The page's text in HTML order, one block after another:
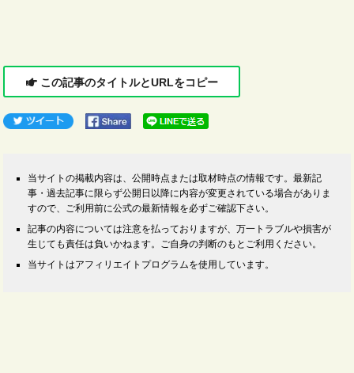
この記事のタイトルとURLをコピー
当サイトの掲載内容は、公開時点または取材時点の情報です。最新記
事・過去記事に限らず公開日以降に内容が変更されている場合がありま
すので、ご利用前に公式の最新情報を必ずご確認下さい。
記事の内容については注意を払っておりますが、万一トラブルや損害が
生じても責任は負いかねます。ご自身の判断のもとご利用ください。
当サイトはアフィリエイトプログラムを使用しています。